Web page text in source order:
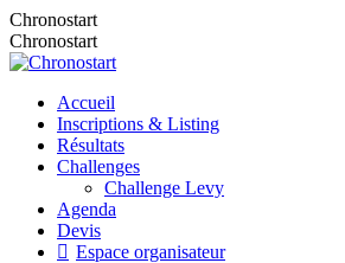
Chronostart
Chronostart
Accueil
Inscriptions & Listing
Résultats
Challenges
Challenge Levy
Agenda
Devis
Espace organisateur